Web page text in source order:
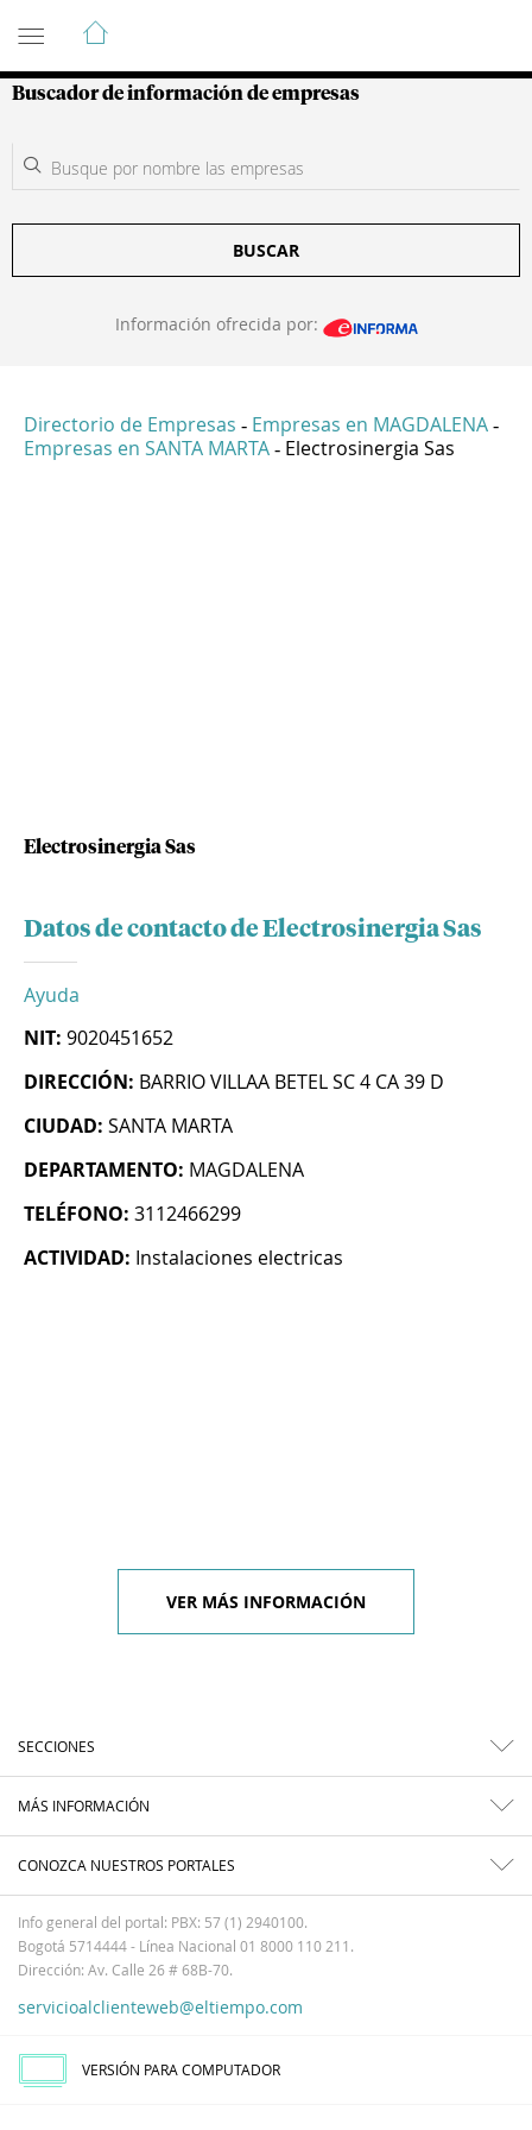
Guía de Empresas Colombianas
Buscador de información de empresas
BUSCAR
Información ofrecida por:
Directorio de Empresas - Empresas en MAGDALENA -
Empresas en SANTA MARTA - Electrosinergia Sas
Electrosinergia Sas
Datos de contacto de Electrosinergia Sas
Ayuda
NIT: 9020451652
DIRECCIÓN: BARRIO VILLAA BETEL SC 4 CA 39 D
CIUDAD: SANTA MARTA
DEPARTAMENTO: MAGDALENA
TELÉFONO: 3112466299
ACTIVIDAD: Instalaciones electricas
VER MÁS INFORMACIÓN
SECCIONES
MÁS INFORMACIÓN
CONOZCA NUESTROS PORTALES
Info general del portal: PBX: 57 (1) 2940100.
Bogotá 5714444 - Línea Nacional 01 8000 110 211.
Dirección: Av. Calle 26 # 68B-70.
servicioalclienteweb@eltiempo.com
VERSIÓN PARA COMPUTADOR